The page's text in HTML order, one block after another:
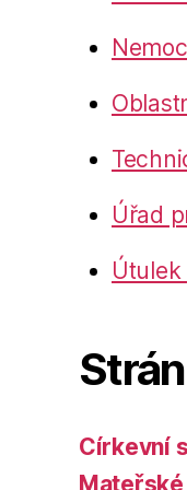
Úřad
Církevní